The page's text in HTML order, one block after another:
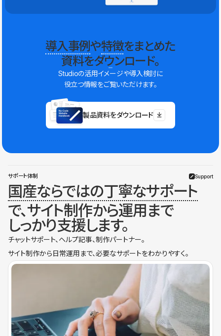
導入事例や特徴をまとめた
資料をダウンロード。
Studioの活用イメージや導入検討に
役立つ情報をご覧いただけます。
製品資料をダウンロード
サポート体制 Support
国産ならではの丁寧なサポート
で、サイト制作から運用まで
しっかり支援します。
チャットサポート、ヘルプ記事、制作パートナー。
サイト制作から日常運用まで、必要なサポートをわかりやすく。